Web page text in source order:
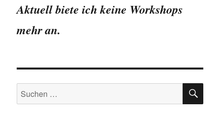
Aktuell biete ich keine Workshops
mehr an.
Suchen
nach: